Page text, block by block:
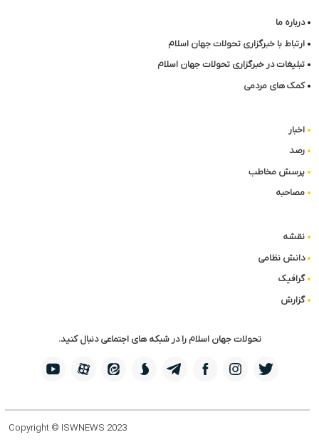
درباره ما
ارتباط با خبرگزاری تحولات جهان اسلام
تبلیغات در خبرگزاری تحولات جهان اسلام
کمک های مردمی
اخبار
رصد
پرسش مخاطب
مصاحبه
نقشه
دانش نظامی
گرافیک
گزارش
تحولات جهان اسلام را در شبکه های اجتماعی دنبال کنید.
Copyright © ISWNEWS 2023